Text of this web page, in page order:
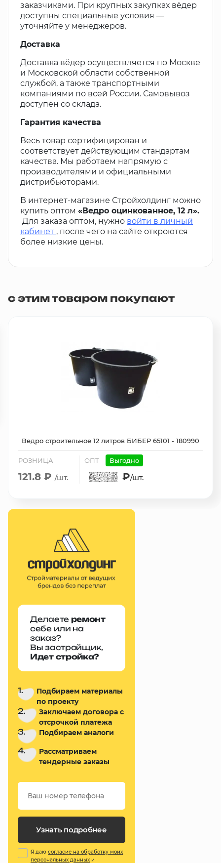
заказчиками. При крупных закупках вёдер
доступны специальные условия —
уточняйте у менеджеров.
Доставка
Доставка вёдер осуществляется по Москве
и Московской области собственной
службой, а также транспортными
компаниями по всей России. Самовывоз
доступен со склада.
Гарантия качества
Весь товар сертифицирован и
соответствует действующим стандартам
качества. Мы работаем напрямую с
производителями и официальными
дистрибьюторами.
В интернет-магазине Стройхолдинг можно
купить оптом «Ведро оцинкованное, 12 л».
Для заказа оптом, нужно войти в личный
кабинет , после чего на сайте откроются
более низкие цены.
с этим товаром покупают
Ведро строительное 12 литров БИБЕР 65101 - 180990
РОЗНИЦА
121.8 ₽ /шт.
ОПТ Выгодно
₽/шт.
Делаете ремонт
себе или на
заказ?
Вы застройщик,
Идет стройка?
1.
Подбираем материалы
по проекту
2.
Заключаем договора с
отсрочкой платежа
3. Подбираем аналоги
4.
Рассматриваем
тендерные заказы
Узнать подробнее
Я даю согласие на обработку моих
персональных данных и